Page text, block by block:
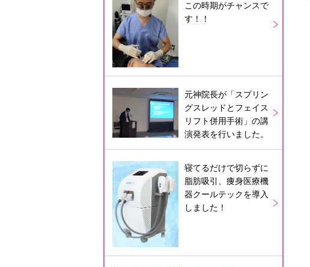
この時期がチャンスで
す！！
元神院長が「スプリン
グスレッドとフェイス
リフト併用手術」の講
演発表を行いました。
寝てるだけで切らずに
脂肪吸引、痩身医療機
器クールテックを導入
しました！